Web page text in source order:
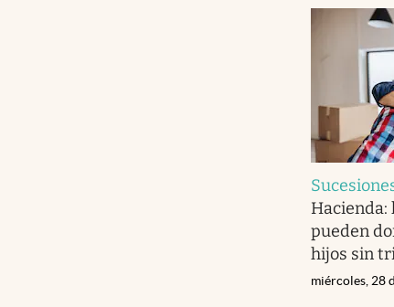
Hacienda:
pueden
hijos sin
miércoles, 28